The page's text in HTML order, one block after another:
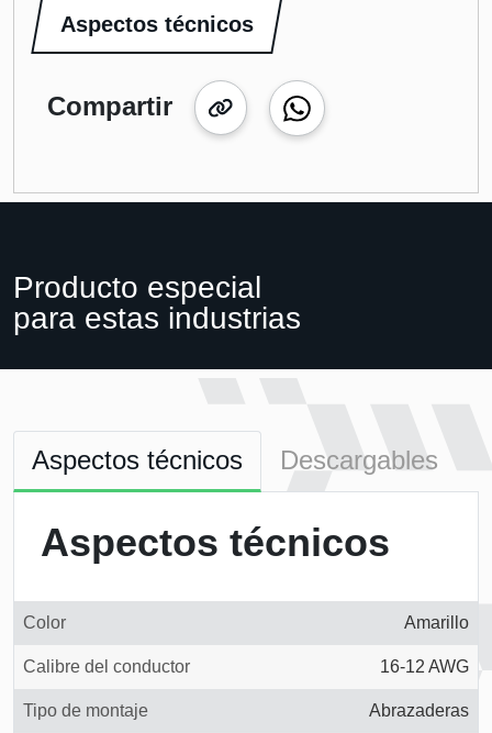
Aspectos técnicos
Compartir
Producto especial
para estas industrias
Aspectos técnicos Descargables
Aspectos técnicos
Color Amarillo
Calibre del conductor 16-12 AWG
Tipo de montaje Abrazaderas